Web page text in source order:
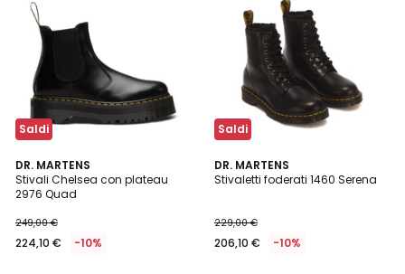
Saldi
DR. MARTENS
Stivali Chelsea con plateau
2976 Quad
249,00 €
224,10 € -10%
3,3
/ 5
Saldi
DR. MARTENS
Stivaletti foderati 1460 Serena
229,00 €
206,10 € -10%
4,6
/ 5